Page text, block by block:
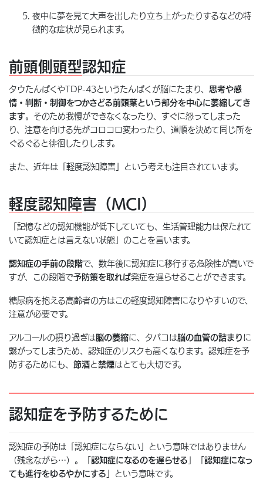
夜中に夢を見て大声を出したり立ち上がったりするなどの特
徴的な症状が見られます。
前頭側頭型認知症
タウたんぱくやTDP-43というたんぱくが脳にたまり、 思考や感
情・判断・制御をつかさどる前頭葉という部分を中心に萎縮してき
ます。そのため我慢ができなくなったり、すぐに怒ってしまった
り、注意を向ける先がコロコロ変わったり、道順を決めて同じ所を
ぐるぐると徘徊したりします。
また、近年は「軽度認知障害」という考えも注目されています。
軽度認知障害（MCI ）
「記憶などの認知機能が低下していても、生活管理能力は保たれて
いて認知症とは言えない状態」のことを言います。
認知症の手前の段階で、数年後に認知症に移行する危険性が高いで
すが、この段階で予防策を取れば発症を遅らせることができます。
糖尿病を抱える高齢者の方はこの軽度認知障害になりやすいので、
注意が必要です。
アルコールの摂り過ぎは 脳の萎縮に、タバコは 脳の血管の詰まり に
繋がってしまうため、認知症のリスクも高くなります。認知症を予
防するためにも、 節酒と禁煙はとても大切です。
認知症を予防するために
認知症の予防は「認知症にならない」という意味ではありません
（残念ながら…）。「 認知症になるのを遅らせる
認知症になっ
ても進行をゆるやかにする 」という意味です。